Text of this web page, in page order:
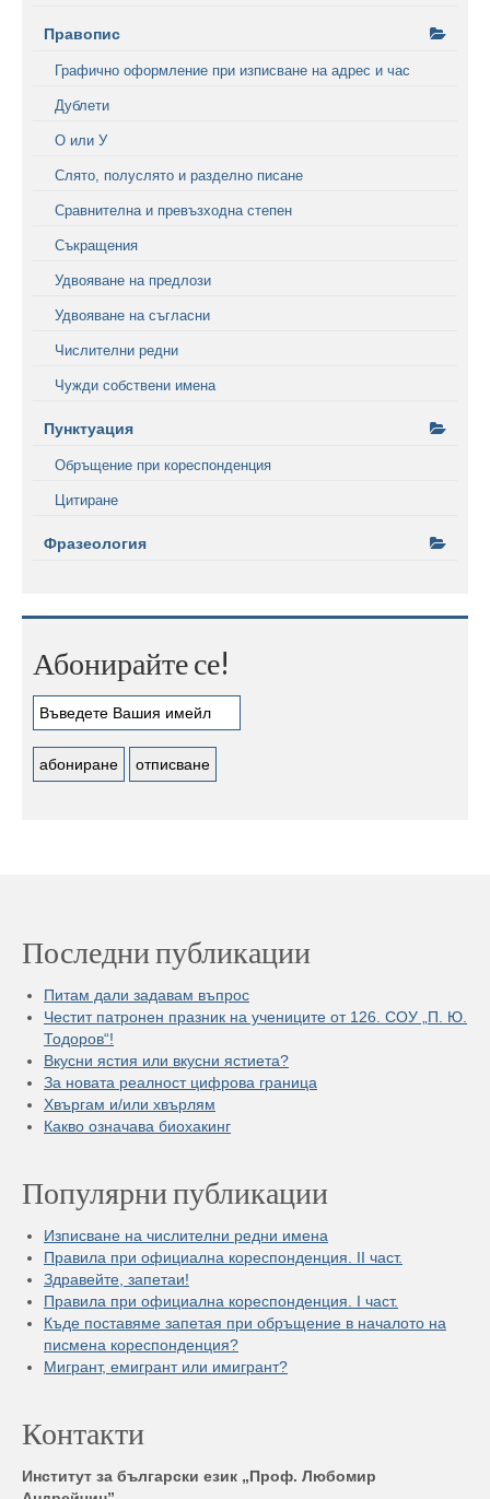
Правопис
Графично оформление при изписване на адрес и час
Дублети
О или У
Слято, полуслято и разделно писане
Сравнителна и превъзходна степен
Съкращения
Удвояване на предлози
Удвояване на съгласни
Числителни редни
Чужди собствени имена
Пунктуация
Обръщение при кореспонденция
Цитиране
Фразеология
Абонирайте се!
Последни публикации
Питам дали задавам въпрос
Честит патронен празник на учениците от 126. СОУ „П. Ю.
Тодоров“!
Вкусни ястия или вкусни ястиета?
За новата реалност цифрова граница
Хвъргам и/или хвърлям
Какво означава биохакинг
Популярни публикации
Изписване на числителни редни имена
Правила при официална кореспонденция. II част.
Здравейте, запетаи!
Правила при официална кореспонденция. I част.
Къде поставяме запетая при обръщение в началото на
писмена кореспонденция?
Мигрант, емигрант или имигрант?
Контакти
Институт за български език „Проф. Любомир